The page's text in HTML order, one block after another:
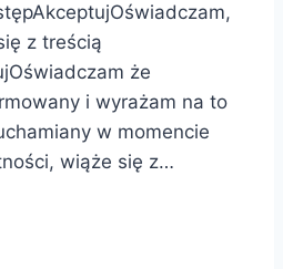
z treścią
że
i wyrażam na to
w momencie
wiąże się z…